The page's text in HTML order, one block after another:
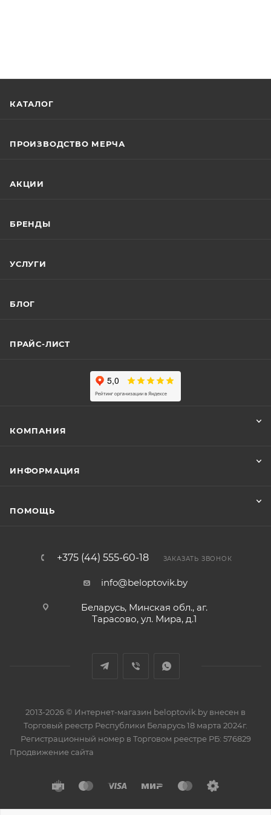
КАТАЛОГ
ПРОИЗВОДСТВО МЕРЧА
АКЦИИ
БРЕНДЫ
УСЛУГИ
БЛОГ
ПРАЙС-ЛИСТ
КОМПАНИЯ
ИНФОРМАЦИЯ
ПОМОЩЬ
+375 (44) 555-60-18 ЗАКАЗАТЬ ЗВОНОК
info@beloptovik.by
Беларусь, Минская обл., аг.
Тарасово, ул. Мира, д.1
2013-2026 © Интернет-магазин beloptovik.by внесен в
Торговый реестр Республики Беларусь 18 марта 2024г.
Регистрационный номер в Торговом реестре РБ: 576829
Продвижение сайта